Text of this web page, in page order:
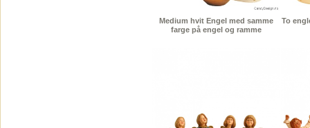
Medium hvit Engel med samme
farge på engel og ramme
To